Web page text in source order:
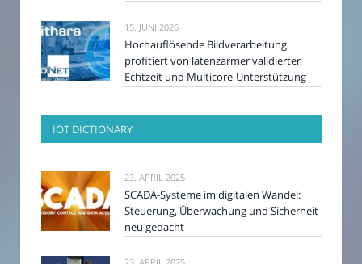
15. JUNI 2026
Hochauflösende Bildverarbeitung
profitiert von latenzarmer validierter
Echtzeit und Multicore-Unterstützung
IOT DICTIONARY
23. APRIL 2025
SCADA-Systeme im digitalen Wandel:
Steuerung, Überwachung und Sicherheit
neu gedacht